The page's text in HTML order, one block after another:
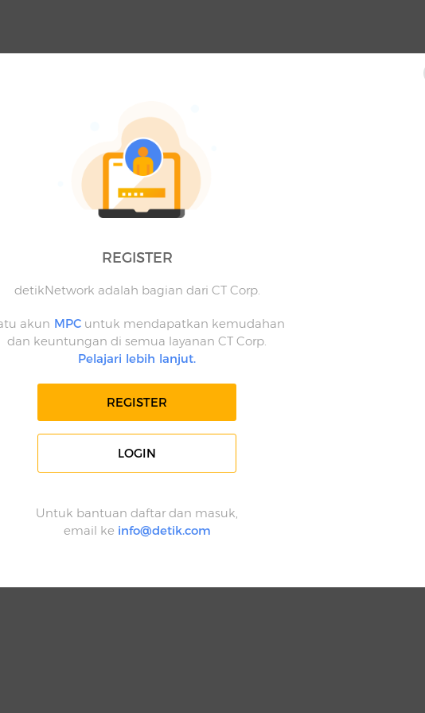
REGISTER
detikNetwork adalah bagian dari CT Corp.
akun MPCuntuk mendapatkan kemudahan
dan keuntungan di semua layanan CT Corp.
Pelajari lebih lanjut.
REGISTER
LOGIN
Untuk bantuan daftar dan masuk,
email ke info@detik.com